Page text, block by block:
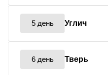
5 день Углич
6 день Тверь